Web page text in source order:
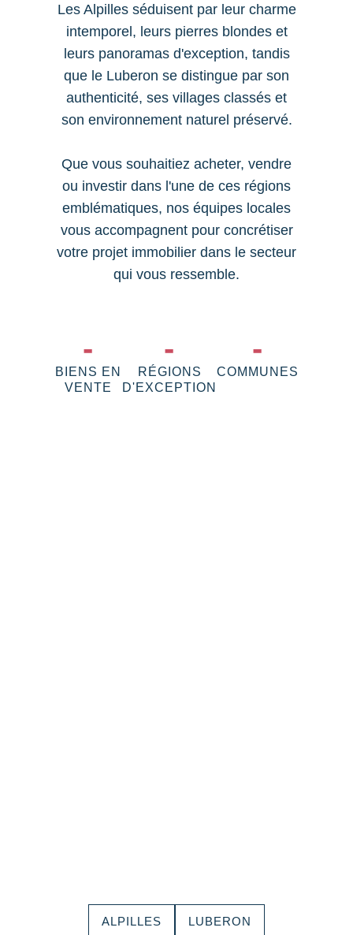
Les Alpilles séduisent par leur charme
intemporel, leurs pierres blondes et
leurs panoramas d'exception, tandis
que le Luberon se distingue par son
authenticité, ses villages classés et
son environnement naturel préservé.
Que vous souhaitiez acheter, vendre ou
investir dans l'une de ces régions
emblématiques, nos équipes locales
vous accompagnent pour concrétiser
votre projet immobilier dans le secteur
qui vous ressemble.
-
BIENS EN
VENTE
-
RÉGIONS
D'EXCEPTION
-
COMMUNES
ALPILLES LUBERON